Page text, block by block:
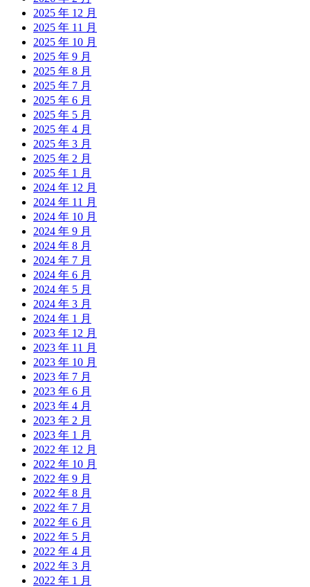
2025 年 12 月
2025 年 11 月
2025 年 10 月
2025 年 9 月
2025 年 8 月
2025 年 7 月
2025 年 6 月
2025 年 5 月
2025 年 4 月
2025 年 3 月
2025 年 2 月
2025 年 1 月
2024 年 12 月
2024 年 11 月
2024 年 10 月
2024 年 9 月
2024 年 8 月
2024 年 7 月
2024 年 6 月
2024 年 5 月
2024 年 3 月
2024 年 1 月
2023 年 12 月
2023 年 11 月
2023 年 10 月
2023 年 7 月
2023 年 6 月
2023 年 4 月
2023 年 2 月
2023 年 1 月
2022 年 12 月
2022 年 10 月
2022 年 9 月
2022 年 8 月
2022 年 7 月
2022 年 6 月
2022 年 5 月
2022 年 4 月
2022 年 3 月
2022 年 1 月